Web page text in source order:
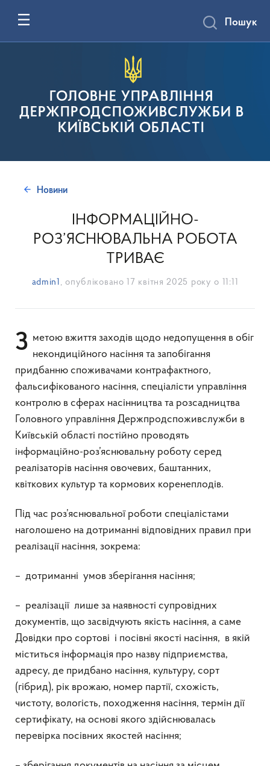
ГОЛОВНЕ УПРАВЛІННЯ
ДЕРЖПРОДСПОЖИВСЛУЖБИ В
КИЇВСЬКІЙ ОБЛАСТІ
Пошук
Новини
ІНФОРМАЦІЙНО-
РОЗ’ЯСНЮВАЛЬНА РОБОТА
ТРИВАЄ
admin1 , опубліковано 17 квітня 2025 року о 11:11
З метою вжиття заходів щодо недопущення в обіг некондиційного насіння та запобігання
придбанню споживачами контрафактного,
фальсифікованого насіння, спеціалісти управління
контролю в сферах насінництва та розсадництва
Головного управління Держпродспоживслужби в
Київській області постійно проводять
інформаційно-роз’яснювальну роботу серед
реалізаторів насіння овочевих, баштанних,
квіткових культур та кормових коренеплодів.
Під час роз’яснювальної роботи спеціалістами
наголошено на дотриманні відповідних правил при
реалізації насіння, зокрема:
– дотриманні умов зберігання насіння;
– реалізації лише за наявності супровідних
документів, що засвідчують якість насіння, а саме
Довідки про сортові і посівні якості насіння, в якій
міститься інформація про назву підприємства,
адресу, де придбано насіння, культуру, сорт
(гібрид), рік врожаю, номер партії, схожість,
чистоту, вологість, походження насіння, термін дії
сертифікату, на основі якого здійснювалась
перевірка посівних якостей насіння;